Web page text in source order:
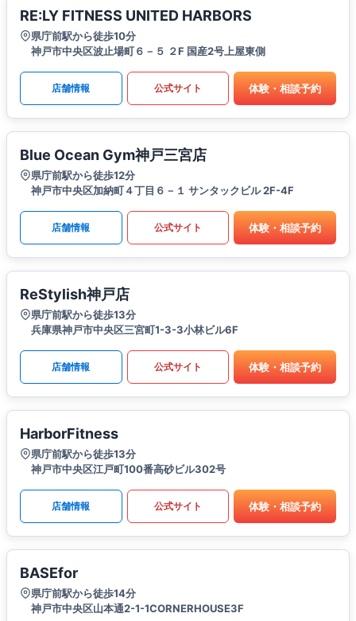
RE:LY FITNESS UNITED HARBORS
県庁前駅から徒歩10分
神戸市中央区波止場町６－５ ２F 国産2号上屋東側
店舗情報 公式サイト 体験・相談予約
Blue Ocean Gym神戸三宮店
県庁前駅から徒歩12分
神戸市中央区加納町４丁目６－１ サンタックビル 2F-4F
店舗情報 公式サイト 体験・相談予約
ReStylish神戸店
県庁前駅から徒歩13分
兵庫県神戸市中央区三宮町1-3-3小林ビル6F
店舗情報 公式サイト 体験・相談予約
HarborFitness
県庁前駅から徒歩13分
神戸市中央区江戸町100番高砂ビル302号
店舗情報 公式サイト 体験・相談予約
BASEfor
県庁前駅から徒歩14分
神戸市中央区山本通2-1-1CORNERHOUSE3F